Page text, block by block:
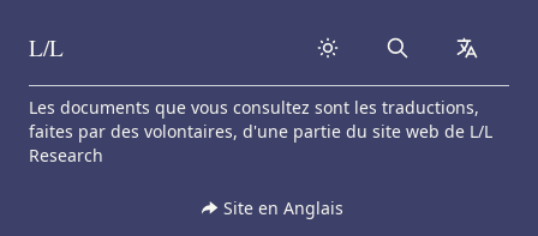
Skip to content
L/L Search
Les documents que vous consultez sont les traductions,
faites par des volontaires, d'une partie du site web de L/L
Research
Site en Anglais